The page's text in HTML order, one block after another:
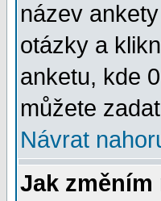
název
otázky a
anketu, kde
můžete
Návrat
Jak